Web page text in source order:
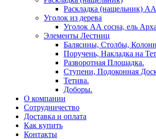
Раскладка (нащельник) АА
Уголок из дерева
Уголок АА сосна, ель
Элементы Лестниц
Балясины, Столбы,
Поручень, Накладка на
Разворотная Площадка.
Ступени, Подоконная
Тетива.
Доборы.
О компании
Сотрудничество
Доставка и оплата
Как купить
Контакты